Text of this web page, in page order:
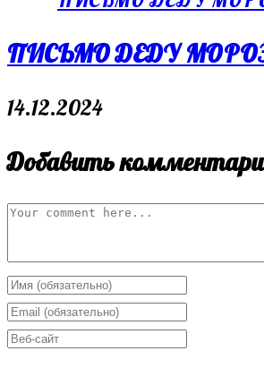
ПИСЬМО ДЕДУ
14.12.2024
Добавить
Comment
Enter
your
name
Enter
your
Enter